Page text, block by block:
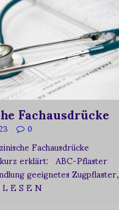
Fachausdrücke
0
Fachausdrücke
erklärt: ABC-Pflaster
geeignetes Zugpflaster,
E S E N